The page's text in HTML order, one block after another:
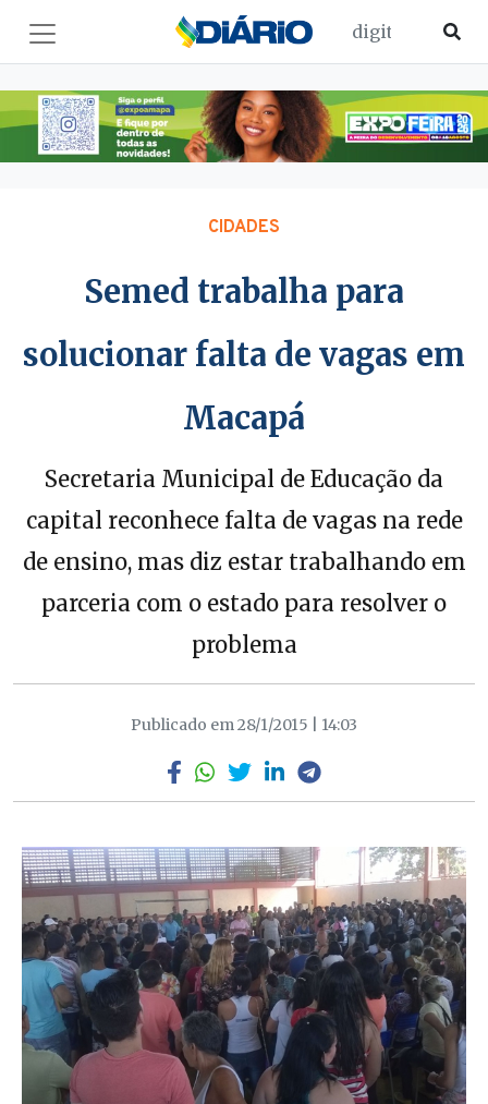
CIDADES
Semed trabalha para
solucionar falta de vagas em
Macapá
Secretaria Municipal de Educação da
capital reconhece falta de vagas na rede
de ensino, mas diz estar trabalhando em
parceria com o estado para resolver o
problema
Publicado em 28/1/2015 | 14:03